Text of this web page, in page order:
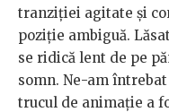
tranziției agitate și
poziție ambiguă.
se ridică lent de pe
somn. Ne-am
trucul de animație a